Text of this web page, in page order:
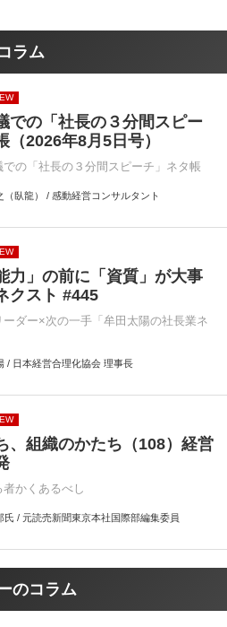
ラム
での「社長の３分間スピー
（2026年8月5日号）
での「社長の３分間スピーチ」ネタ帳
（臥龍） / 感動経営コンサルタント
力」の前に「資質」が大事
クスト #445
ーダー×次の一手「牟田太陽の社長業ネ
/ 日本経営合理化協会 理事長
、組織のかたち（108）経営
かくあるべし
氏 / 元読売新聞東京本社国際部編集委員
のコラム